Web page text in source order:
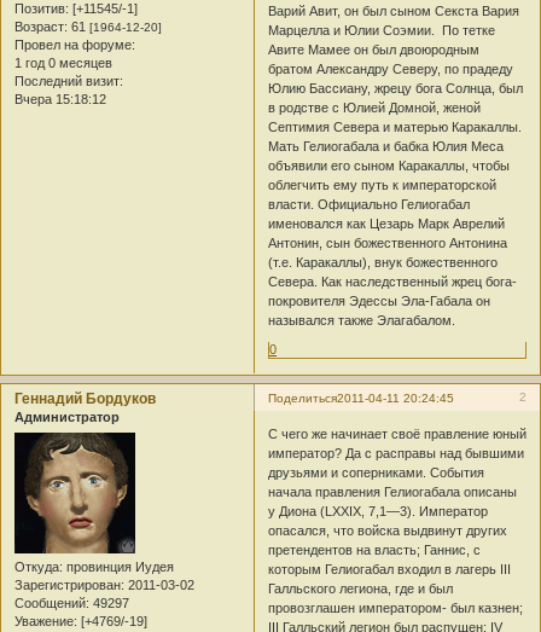
Позитив: [+11545/-1]
Возраст: 61 [1964-12-20]
Провел на форуме:
1 год 0 месяцев
Последний визит:
Вчера 15:18:12
Варий Авит, он был сыном Секста Вария
Марцелла и Юлии Соэмии. По тетке
Авите Мамее он был двоюродным
братом Александру Северу, по прадеду
Юлию Бассиану, жрецу бога Солнца, был
в родстве с Юлией Домной, женой
Септимия Севера и матерью Каракаллы.
Мать Гелиогабала и бабка Юлия Меса
объявили его сыном Каракаллы, чтобы
облегчить ему путь к императорской
власти. Официально Гелиогабал
именовался как Цезарь Марк Аврелий
Антонин, сын божественного Антонина
(т.е. Каракаллы), внук божественного
Севера. Как наследственный жрец бога-
покровителя Эдессы Эла-Габала он
назывался также Элагабалом.
0
Поделиться 2
2011-04-11 20:24:45
Геннадий Бордуков
Администратор
Откуда: провинция Иудея
Зарегистрирован: 2011-03-02
Сообщений: 49297
Уважение: [+4769/-19]
С чего же начинает своё правление юный
император? Да с расправы над бывшими
друзьями и соперниками. События
начала правления Гелиогабала описаны
у Диона (LXXIX, 7,1—3). Император
опасался, что войска выдвинут других
претендентов на власть; Ганнис, с
которым Гелиогабал входил в лагерь III
Галльского легиона, где и был
провозглашен императором- был казнен;
III Галльский легион был распущен; IV